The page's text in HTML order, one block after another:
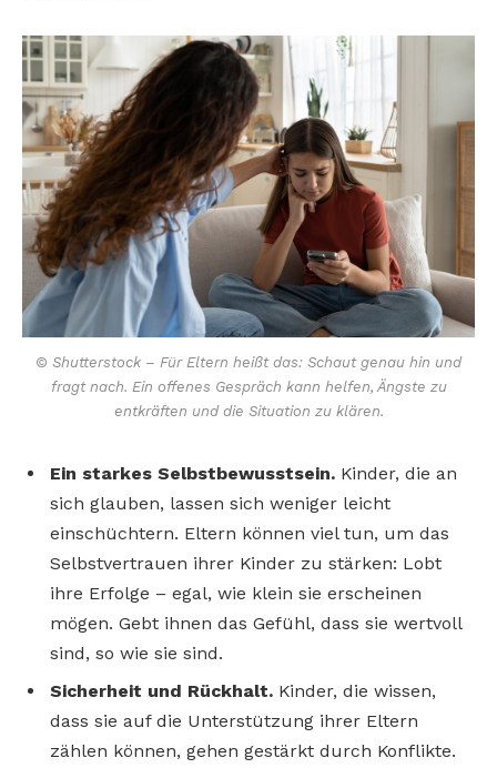
© Shutterstock – Für Eltern heißt das: Schaut genau hin und
fragt nach. Ein offenes Gespräch kann helfen, Ängste zu
entkräften und die Situation zu klären.
Ein starkes Selbstbewusstsein. Kinder, die an
sich glauben, lassen sich weniger leicht
einschüchtern. Eltern können viel tun, um das
Selbstvertrauen ihrer Kinder zu stärken: Lobt
ihre Erfolge – egal, wie klein sie erscheinen
mögen. Gebt ihnen das Gefühl, dass sie wertvoll
sind, so wie sie sind.
Sicherheit und Rückhalt. Kinder, die wissen,
dass sie auf die Unterstützung ihrer Eltern
zählen können, gehen gestärkt durch Konflikte.